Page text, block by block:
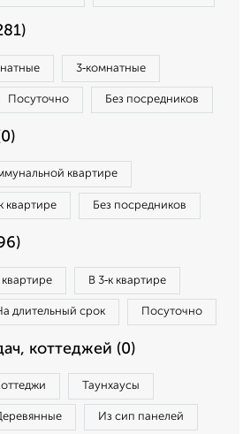
3‑комнатные
Посуточно Без посредников
квартире
квартире Без посредников
квартире В 3‑к квартире
длительный срок Посуточно
коттеджей (0)
Таунхаусы
Из сип панелей